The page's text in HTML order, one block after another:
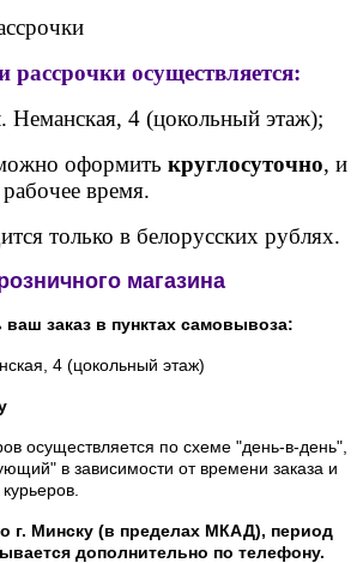
осуществляется:
Неманская, 4 (цокольный этаж);
оформить круглосуточно, и
время.
только в белорусских рублях.
магазина
заказ в пунктах самовывоза:
4 (цокольный этаж)
осуществляется по схеме "день-в-день",
в зависимости от времени заказа и
г. Минску (в пределах МКАД), период
дополнительно по телефону.